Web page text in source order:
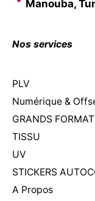
Manouba,
Nos services
PLV
Numérique &
GRANDS
TISSU
UV
STICKERS
A Propos